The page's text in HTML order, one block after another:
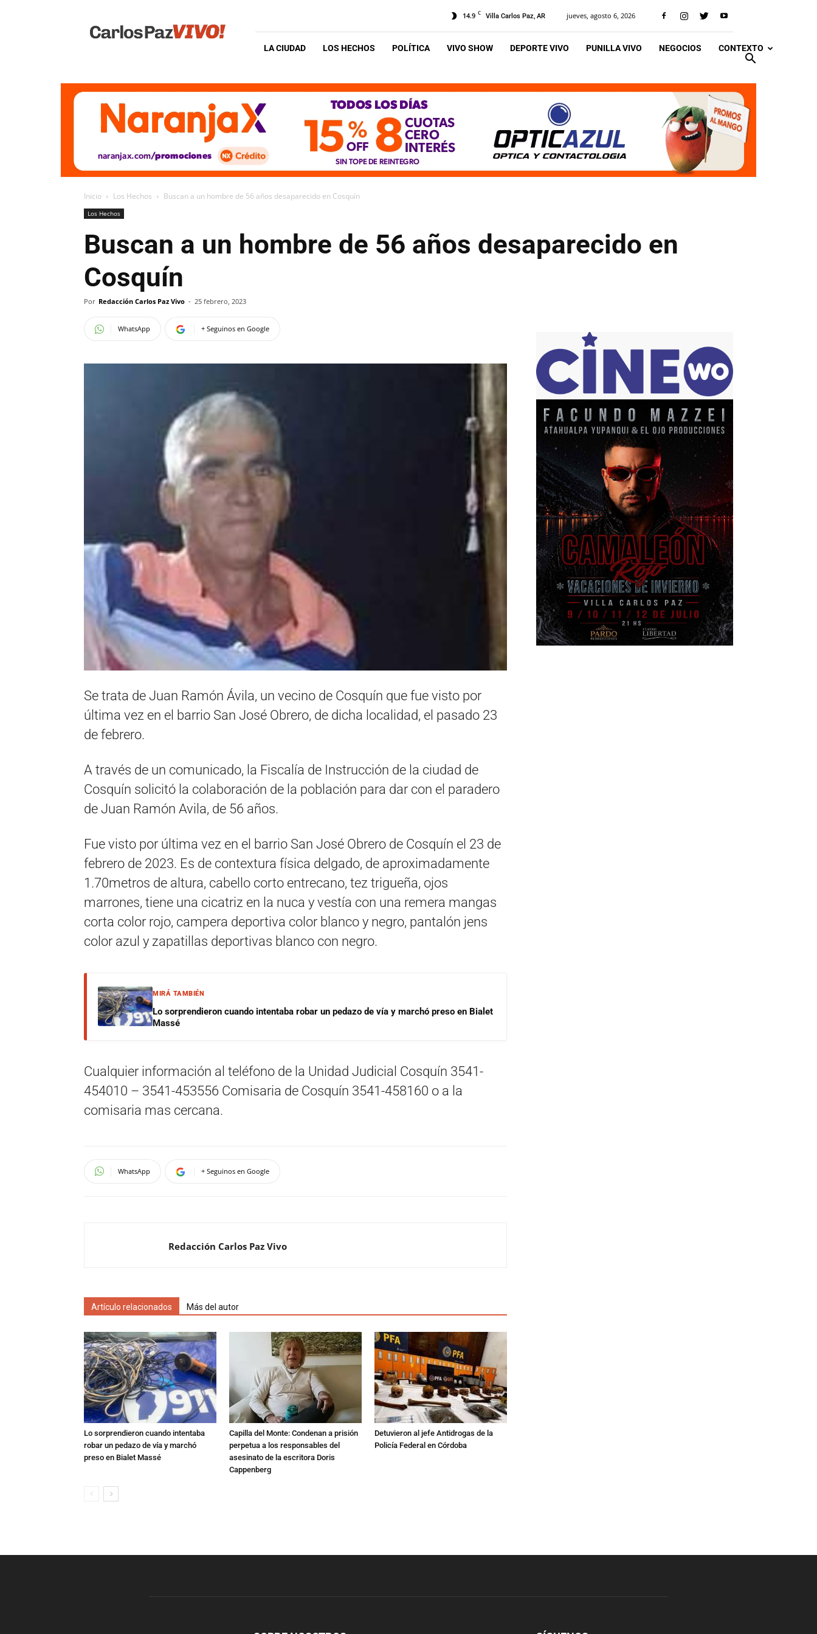
Vivo
14.9 C Villa Carlos Paz, AR jueves, agosto 6, 2026
LA CIUDAD LOS HECHOS POLÍTICA VIVO SHOW DEPORTE VIVO PUNILLA VIVO NEGOCIOS CONTEXTO
Inicio Los Hechos Buscan a un hombre de 56 años desaparecido en Cosquín
Los Hechos
Buscan a un hombre de 56 años desaparecido en
Cosquín
Por Redacción Carlos Paz Vivo - 25 febrero, 2023
WhatsApp + Seguinos en Google
Se trata de Juan Ramón Ávila, un vecino de Cosquín que fue visto por
última vez en el barrio San José Obrero, de dicha localidad, el pasado 23
de febrero.
A través de un comunicado, la Fiscalía de Instrucción de la ciudad de
Cosquín solicitó la colaboración de la población para dar con el paradero
de Juan Ramón Avila, de 56 años.
Fue visto por última vez en el barrio San José Obrero de Cosquín el 23 de
febrero de 2023. Es de contextura física delgado, de aproximadamente
1.70metros de altura, cabello corto entrecano, tez trigueña, ojos
marrones, tiene una cicatriz en la nuca y vestía con una remera mangas
corta color rojo, campera deportiva color blanco y negro, pantalón jens
color azul y zapatillas deportivas blanco con negro.
MIRÁ TAMBIÉN
Lo sorprendieron cuando intentaba robar un pedazo de vía y marchó preso en Bialet
Massé
Cualquier información al teléfono de la Unidad Judicial Cosquín 3541-
454010 – 3541-453556 Comisaria de Cosquín 3541-458160 o a la
comisaria mas cercana.
WhatsApp + Seguinos en Google
Redacción Carlos Paz Vivo
Artículo relacionados Más del autor
Lo sorprendieron cuando intentaba
robar un pedazo de vía y marchó
preso en Bialet Massé
Capilla del Monte: Condenan a prisión
perpetua a los responsables del
asesinato de la escritora Doris
Cappenberg
Detuvieron al jefe Antidrogas de la
Policía Federal en Córdoba